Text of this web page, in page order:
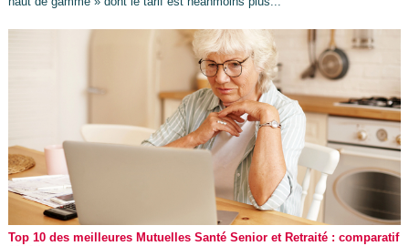
Top 10 des meilleures Mutuelles Santé Senior et Retraité : comparatif